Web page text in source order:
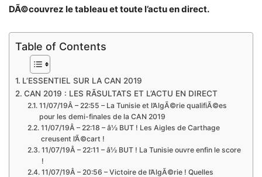
DÃ©couvrez le tableau et toute l’actu en direct.
Table of Contents
L’ESSENTIEL SUR LA CAN 2019
CAN 2019 : LES RÃSULTATS ET L’ACTU EN DIRECT
11/07/19Â – 22:55 – La Tunisie et l’AlgÃ©rie qualifiÃ©es
pour les demi-finales de la CAN 2019
11/07/19Â – 22:18 – â½ BUT ! Les Aigles de Carthage
creusent l’Ã©cart !
11/07/19Â – 22:11 – â½ BUT ! La Tunisie ouvre enfin le score
!
11/07/19Â – 20:56 – Victoire de l’AlgÃ©rie ! Quelles